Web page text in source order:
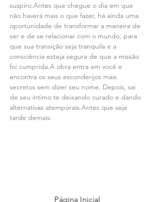
suspiro.Antes que chegue o dia em que
não haverá mais o que fazer, há ainda uma
oportunidade de transformar a maneira de
ser e de se relacionar com o mundo, para
que sua transição seja tranquila e a
consciência esteja segura de que a missão
foi cumprida.A obra entra em você e
encontra os seus esconderijos mais
secretos sem dizer seu nome. Depois, sai
de seu íntimo te deixando curado e dando
alternativas atemporais.Antes que seja
tarde demais.
Página Inicial